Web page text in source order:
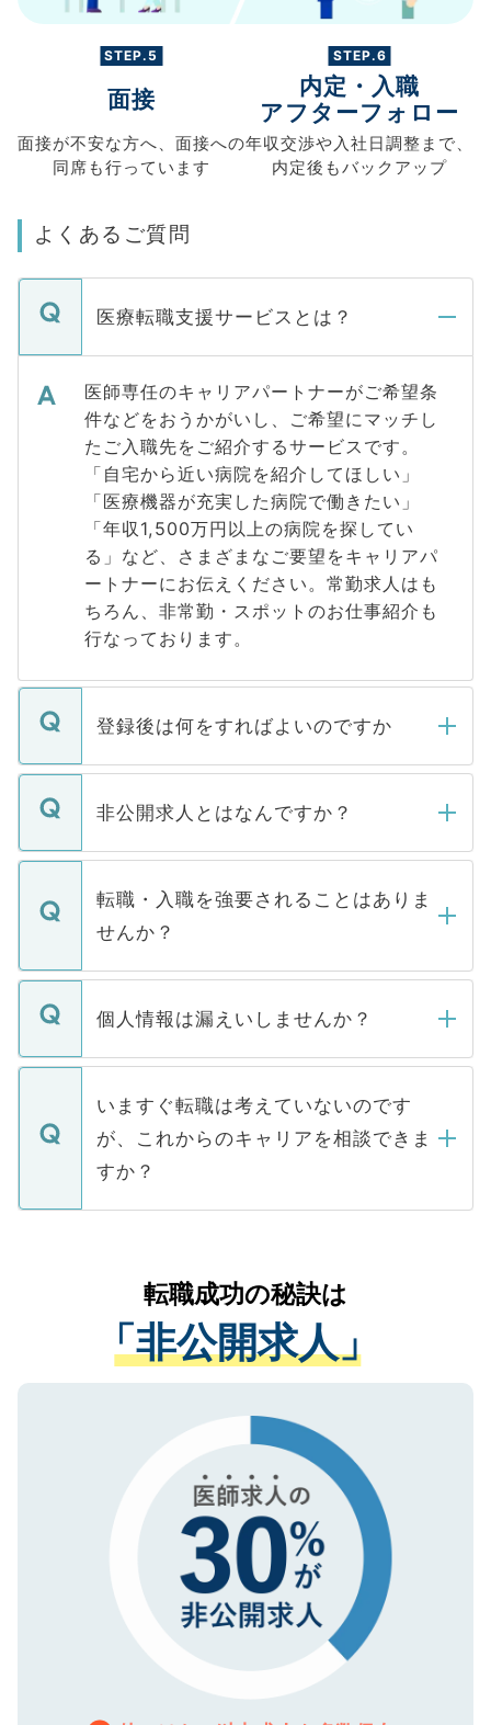
STEP.5
面接
面接が不安な方へ、 面接への
同席も行っています
STEP.6
内定・入職
アフターフォロー
年収交渉や入社日調整まで、
内定後もバックアップ
よくあるご質問
医療転職支援サービスとは？
医師専任のキャリアパートナーがご希望条
件などをおうかがいし、ご希望にマッチし
たご入職先をご紹介するサービスです。
「自宅から近い病院を紹介してほしい」
「医療機器が充実した病院で働きたい」
「年収1,500万円以上の病院を探してい
る」など、さまざまなご要望をキャリアパ
ートナーにお伝えください。常勤求人はも
ちろん、非常勤・スポットのお仕事紹介も
行なっております。
登録後は何をすればよいのですか
ご登録いただきましたら、弊社担当者がご
登録内容を確認し、その後メールもしくは
ます。通常、5営業日以内にはご連絡をせて
いただきますので、しばらくお待ちくださ
非公開求人とはなんですか？
マイナビDOCTORで取り扱っている求人の
うち約3割は、Webサイトからご覧いただ
けない「非公開求人」です。非公開求人は
下記の理由によって、一般には公開してい
ません。
■応募殺到を避けるため 人気のある医療機
関を公にしてしまうと、応募が殺到する場
に、医療機関が求める条件に合った人材の
みを人材紹介会社に依頼するケースが増え
ています。
転職・入職を強要されることはありま
せんか？
転職・入職を強要することは一切ありませ
ん。また、仮に応募先から内定をいただい
定を承諾する必要はありません。内定先へ
の辞退の連絡はキャリアパートナーが行い
個人情報は漏えいしませんか？
個人情報が漏えいすることはありませんの
で、ご安心ください。当サイトからの登録
などで収集したご登録者様の個人情報は、
ご本人のキャリアアップおよび転職活動の
支援を目的に使用いたします。お預かりし
ているすべての個人データはご本人の許可
は、個人情報の取り扱いについての厳密な
管理基準を満たした事業者のみに付与され
る、プライバシーマークを取得済みです。
で、機密保持に関してもご安心ください。
いますぐ転職は考えていないのです
が、これからのキャリアを相談できま
すか？
かがいして、現在の医療機関の状況や紹介
経験をまじえながら、適切なアドバイスを
させていただきます。すぐにご転職をされ
ない方には、長期的なサポートが可能です
ので、まずはご登録ください。
転職成功の秘訣は
「非公開求人」